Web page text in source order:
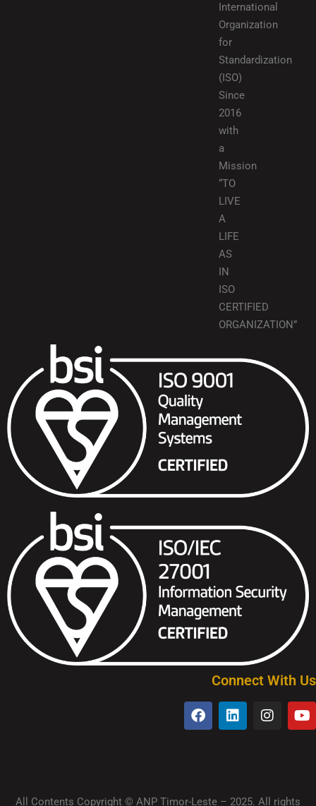
International
Organization
for
Standardization
(ISO)
Since
2016
with
a
Mission
“TO
LIVE
A
LIFE
AS
IN
ISO
CERTIFIED
ORGANIZATION”
Connect With Us
All Contents Copyright © ANP Timor-Leste – 2025. All rights